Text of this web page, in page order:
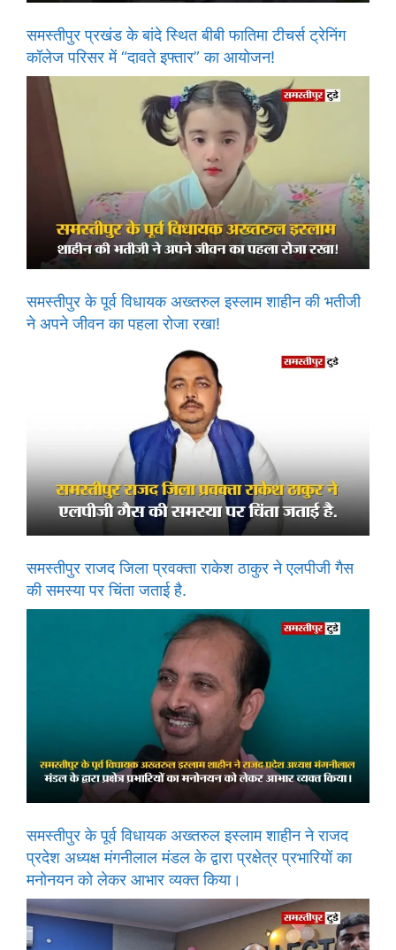
समस्तीपुर प्रखंड के बांदे स्थित बीबी फातिमा टीचर्स ट्रेनिंग
कॉलेज परिसर में “दावते इफ्तार” का आयोजन!
समस्तीपुर के पूर्व विधायक अख्तरुल इस्लाम शाहीन की भतीजी
ने अपने जीवन का पहला रोजा रखा!
समस्तीपुर राजद जिला प्रवक्ता राकेश ठाकुर ने एलपीजी गैस
की समस्या पर चिंता जताई है.
समस्तीपुर के पूर्व विधायक अख्तरुल इस्लाम शाहीन ने राजद
प्रदेश अध्यक्ष मंगनीलाल मंडल के द्वारा प्रक्षेत्र प्रभारियों का
मनोनयन को लेकर आभार व्यक्त किया।